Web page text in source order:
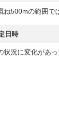
500mの範囲で
日時
況に変化があっ